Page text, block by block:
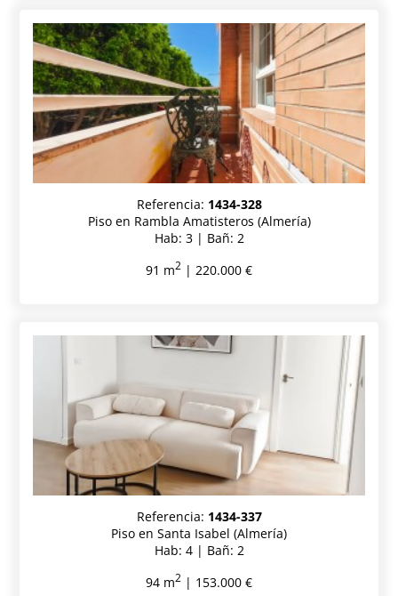
Referencia: 1434-328
Piso en Rambla Amatisteros (Almería)
Hab: 3 | Bañ: 2
91 m2 | 220.000 €
Referencia: 1434-337
Piso en Santa Isabel (Almería)
Hab: 4 | Bañ: 2
94 m2 | 153.000 €